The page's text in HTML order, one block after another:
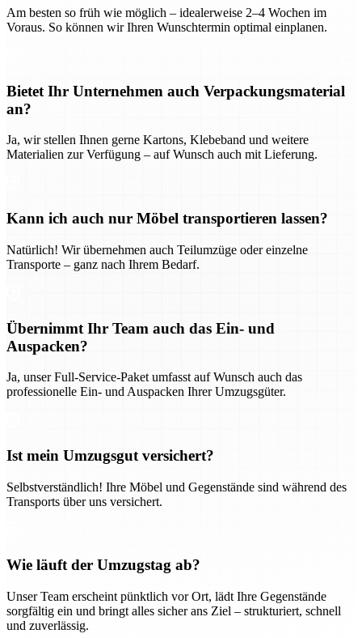
Am besten so früh wie möglich – idealerweise 2–4 Wochen im
Voraus. So können wir Ihren Wunschtermin optimal einplanen.
Bietet Ihr Unternehmen auch Verpackungsmaterial
an?
Ja, wir stellen Ihnen gerne Kartons, Klebeband und weitere
Materialien zur Verfügung – auf Wunsch auch mit Lieferung.
Kann ich auch nur Möbel transportieren lassen?
Natürlich! Wir übernehmen auch Teilumzüge oder einzelne
Transporte – ganz nach Ihrem Bedarf.
Übernimmt Ihr Team auch das Ein- und
Auspacken?
Ja, unser Full-Service-Paket umfasst auf Wunsch auch das
professionelle Ein- und Auspacken Ihrer Umzugsgüter.
Ist mein Umzugsgut versichert?
Selbstverständlich! Ihre Möbel und Gegenstände sind während des
Transports über uns versichert.
Wie läuft der Umzugstag ab?
Unser Team erscheint pünktlich vor Ort, lädt Ihre Gegenstände
sorgfältig ein und bringt alles sicher ans Ziel – strukturiert, schnell
und zuverlässig.